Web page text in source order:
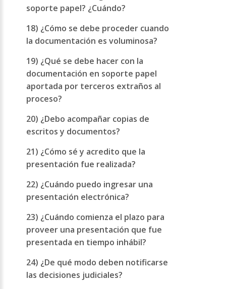
soporte papel? ¿Cuándo?
18) ¿Cómo se debe proceder cuando
la documentación es voluminosa?
19) ¿Qué se debe hacer con la
documentación en soporte papel
aportada por terceros extraños al
proceso?
20) ¿Debo acompañar copias de
escritos y documentos?
21) ¿Cómo sé y acredito que la
presentación fue realizada?
22) ¿Cuándo puedo ingresar una
presentación electrónica?
23) ¿Cuándo comienza el plazo para
proveer una presentación que fue
presentada en tiempo inhábil?
24) ¿De qué modo deben notificarse
las decisiones judiciales?